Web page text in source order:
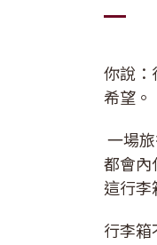
你說：
希望。
一場
都會內
這行李
行李